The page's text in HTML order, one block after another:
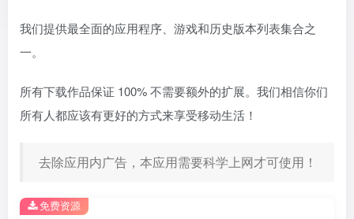
我们提供最全面的应用程序、游戏和历史版本列表集合之
一。
所有下载作品保证 100% 不需要额外的扩展。我们相信你们
所有人都应该有更好的方式来享受移动生活！
去除应用内广告，本应用需要科学上网才可使用！
免费资源